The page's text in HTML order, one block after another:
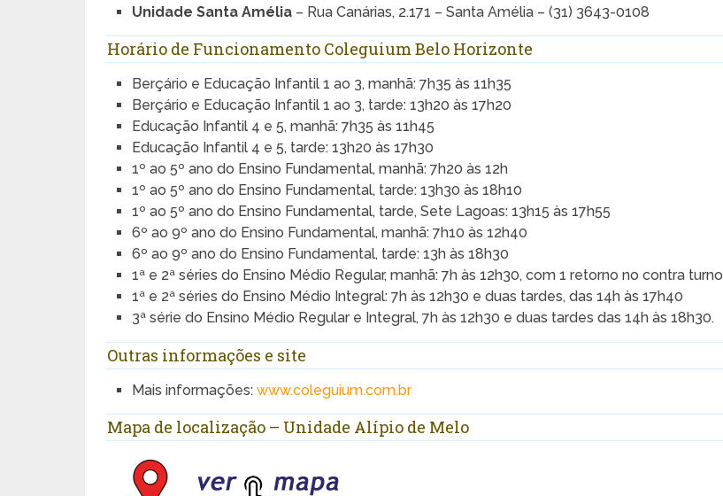
Unidade Santa Amélia – Rua Canárias, 2.171 – Santa Amélia – (31) 3643-0108
Horário de Funcionamento Coleguium Belo Horizonte
Berçário e Educação Infantil 1 ao 3, manhã: 7h35 às 11h35
Berçário e Educação Infantil 1 ao 3, tarde: 13h20 às 17h20
Educação Infantil 4 e 5, manhã: 7h35 às 11h45
Educação Infantil 4 e 5, tarde: 13h20 às 17h30
1º ao 5º ano do Ensino Fundamental, manhã: 7h20 às 12h
1º ao 5º ano do Ensino Fundamental, tarde: 13h30 às 18h10
1º ao 5º ano do Ensino Fundamental, tarde, Sete Lagoas: 13h15 às 17h55
6º ao 9º ano do Ensino Fundamental, manhã: 7h10 às 12h40
6º ao 9º ano do Ensino Fundamental, tarde: 13h às 18h30
1ª e 2ª séries do Ensino Médio Regular, manhã: 7h às 12h30, com 1 retorno no contra turno
1ª e 2ª séries do Ensino Médio Integral: 7h às 12h30 e duas tardes, das 14h às 17h40
3ª série do Ensino Médio Regular e Integral, 7h às 12h30 e duas tardes das 14h às 18h30.
Outras informações e site
Mais informações:www.coleguium.com.br
Mapa de localização – Unidade Alípio de Melo